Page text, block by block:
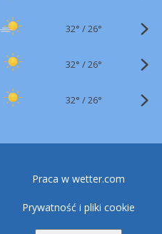
32° /26°
32° /26°
32° /26°
Praca w wetter.com
Prywatność i pliki cookie